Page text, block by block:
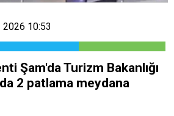
2026 10:53
Şam'da Turizm Bakanlığı
2 patlama meydana